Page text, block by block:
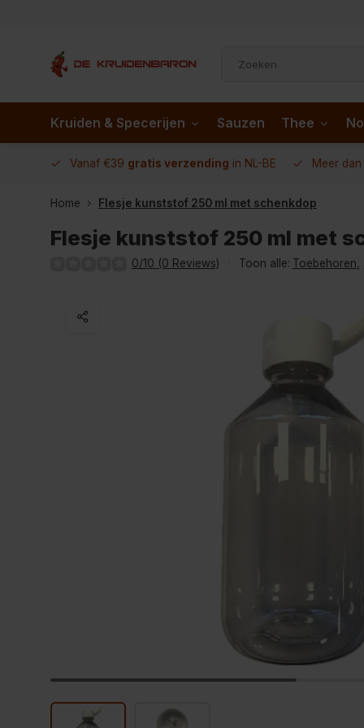
Kruiden & Specerijen Sauzen Thee
Vanaf €39 gratis verzending in NL-BE Meer dan
Home Flesje kunststof 250 ml met schenkdop
Flesje kunststof 250 ml met
0/10 (0 Reviews) Toon alle: Toebehoren